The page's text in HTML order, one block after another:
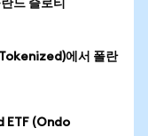
드 즐로티
에서 폴란
ETF (Ondo